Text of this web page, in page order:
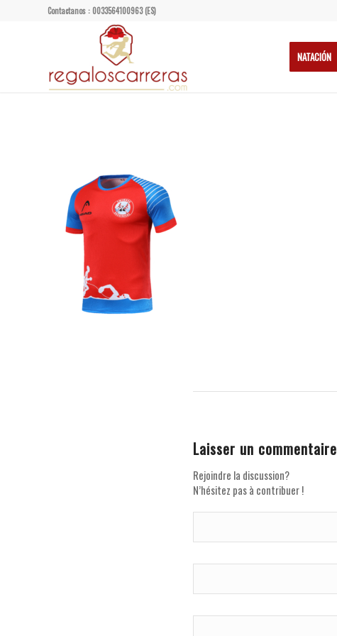
Contactanos : 0033564100963 (ES)
NATACIÓN
Laisser un commentaire
Rejoindre la discussion?
N’hésitez pas à contribuer !